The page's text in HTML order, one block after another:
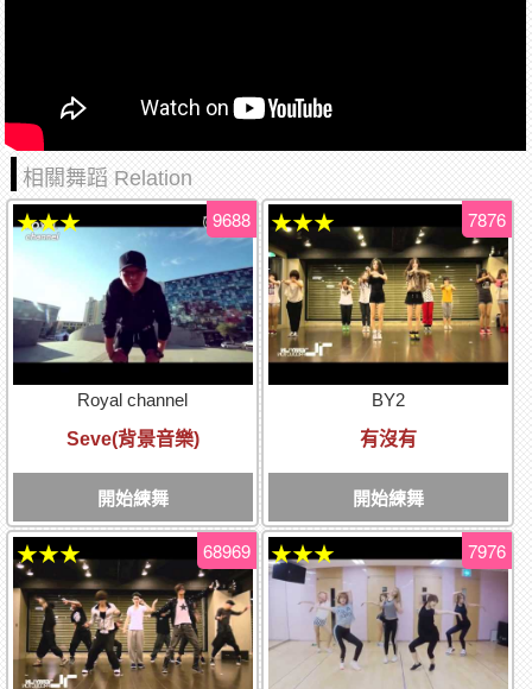
相關舞蹈 Relation
Royal channel
Seve(背景音樂)
開始練舞
9688
★★★
BY2
有沒有
開始練舞
7876
★★★
68969
★★★ 7976
★★★